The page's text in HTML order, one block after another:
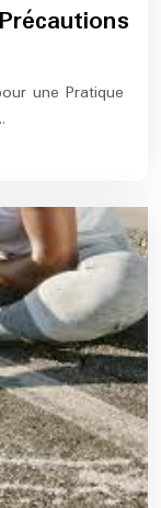
une Pratique